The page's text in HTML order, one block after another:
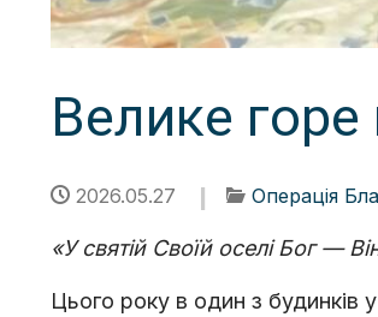
Велике горе
2026.05.27 Операція
«У святій Своїй оселі Бог —
Цього року в один з будинків